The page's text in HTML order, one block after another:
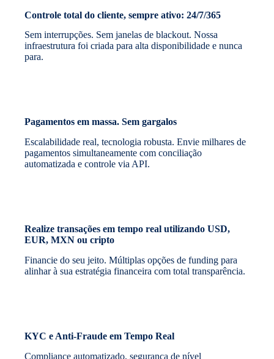
Controle total do cliente, sempre ativo: 24/7/365
Sem interrupções. Sem janelas de blackout. Nossa
infraestrutura foi criada para alta disponibilidade e nunca
para.
Pagamentos em massa. Sem gargalos
Escalabilidade real, tecnologia robusta. Envie milhares de
pagamentos simultaneamente com conciliação
automatizada e controle via API.
Realize transações em tempo real utilizando USD,
EUR, MXN ou cripto
Financie do seu jeito. Múltiplas opções de funding para
alinhar à sua estratégia financeira com total transparência.
KYC e Anti-Fraude em Tempo Real
Compliance automatizado, segurança de nível